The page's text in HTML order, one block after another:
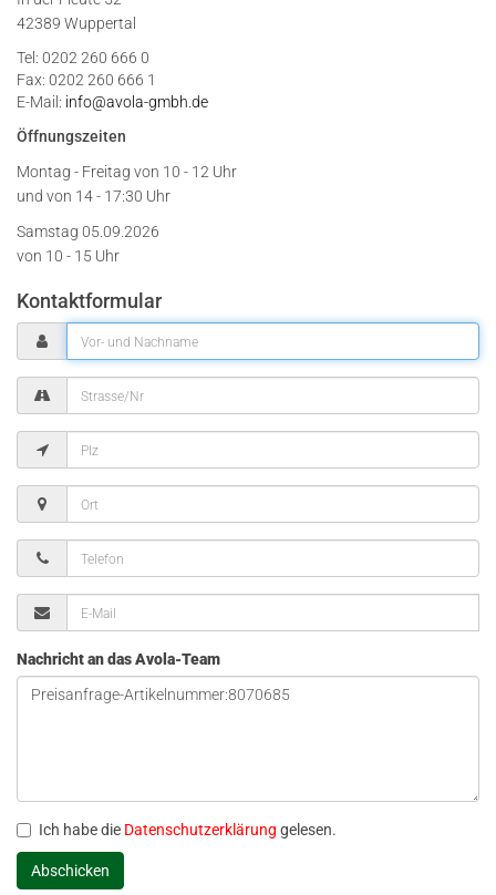
42389 Wuppertal
Tel: 0202 260 666 0
Fax: 0202 260 666 1
E-Mail: info@avola-gmbh.de
Öffnungszeiten
Montag - Freitag von 10 - 12 Uhr
und von 14 - 17:30 Uhr
Samstag 05.09.2026
von 10 - 15 Uhr
Kontaktformular
Nachricht an das Avola-Team
Ich habe die Datenschutzerklärung gelesen.